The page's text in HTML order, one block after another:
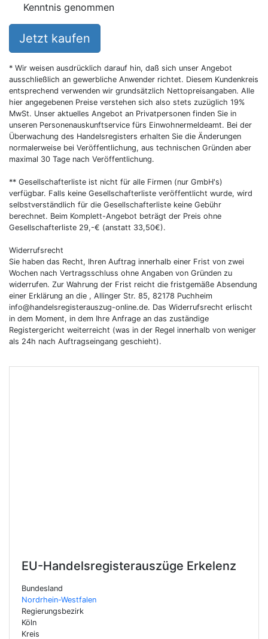
EU-Handelsregisterauszüge Erkelenz
Bundesland
Nordrhein-Westfalen
Regierungsbezirk
Köln
Kreis
Kenntnis genommen
Jetzt kaufen
* Wir weisen ausdrücklich darauf hin, daß sich unser Angebot
ausschließlich an gewerbliche Anwender richtet. Diesem Kundenkreis
entsprechend verwenden wir grundsätzlich Nettopreisangaben. Alle
hier angegebenen Preise verstehen sich also stets zuzüglich 19%
MwSt. Unser aktuelles Angebot an Privatpersonen finden Sie in
unseren Personenauskunftservice fürs Einwohnermeldeamt. Bei der
Überwachung des Handelsregisters erhalten Sie die Änderungen
normalerweise bei Veröffentlichung, aus technischen Gründen aber
maximal 30 Tage nach Veröffentlichung.
** Gesellschafterliste ist nicht für alle Firmen (nur GmbH's)
verfügbar. Falls keine Gesellschafterliste veröffentlicht wurde, wird
selbstverständlich für die Gesellschafterliste keine Gebühr
berechnet. Beim Komplett-Angebot beträgt der Preis ohne
Gesellschafterliste 29,-€ (anstatt 33,50€).
Widerrufsrecht
Sie haben das Recht, Ihren Auftrag innerhalb einer Frist von zwei
Wochen nach Vertragsschluss ohne Angaben von Gründen zu
widerrufen. Zur Wahrung der Frist reicht die fristgemäße Absendung
einer Erklärung an die , Allinger Str. 85, 82178 Puchheim
info@handelsregisterauszug-online.de. Das Widerrufsrecht erlischt
in dem Moment, in dem Ihre Anfrage an das zuständige
Registergericht weiterreicht (was in der Regel innerhalb von weniger
als 24h nach Auftragseingang geschieht).